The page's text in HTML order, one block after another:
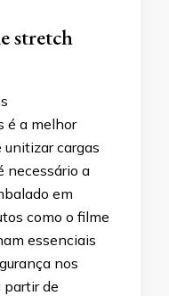
stretch
é a melhor
cargas
necessário a
em
como o filme
essenciais
nos
partir de